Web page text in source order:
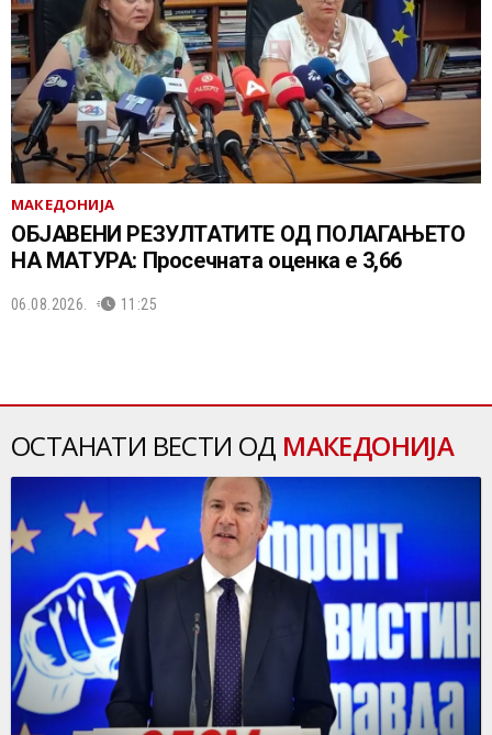
МАКЕДОНИЈА
ОБЈАВЕНИ РЕЗУЛТАТИТЕ ОД ПОЛАГАЊЕТО
НА МАТУРА: Просечната оценка е 3,66
06.08.2026. 11:25
ОСТАНАТИ ВЕСТИ ОД МАКЕДОНИЈА